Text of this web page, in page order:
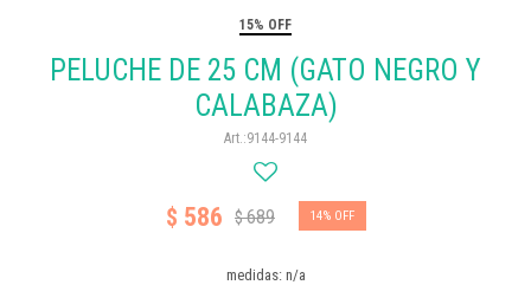
15% OFF
PELUCHE DE 25 CM (GATO NEGRO Y
CALABAZA)
9144-9144
$ 586 $689 14
medidas: n/a